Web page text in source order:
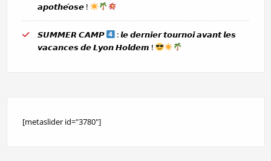
𝙖𝙥𝙤𝙩𝙝𝙚́𝙤𝙨𝙚 !
𝙎𝙐𝙈𝙈𝙀𝙍 𝘾𝘼𝙈𝙋
: 𝙡𝙚 𝙙𝙚𝙧𝙣𝙞𝙚𝙧 𝙩𝙤𝙪𝙧𝙣𝙤𝙞 𝙖𝙫𝙖𝙣𝙩 𝙡𝙚𝙨
𝙫𝙖𝙘𝙖𝙣𝙘𝙚𝙨 𝙙𝙚 𝙇𝙮𝙤𝙣 𝙃𝙤𝙡𝙙𝙚𝙢 !
[metaslider id="3780"]